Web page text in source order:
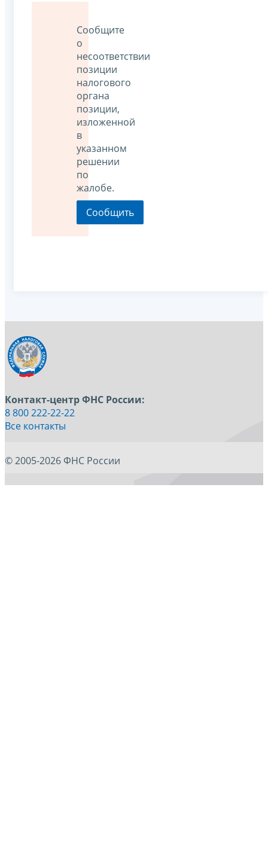
Сообщите
о
несоответствии
позиции
налогового
органа
позиции,
изложенной
в
указанном
решении
по
жалобе.
Контакт-центр ФНС России:
8 800 222-22-22
Все контакты
© 2005-2026 ФНС России